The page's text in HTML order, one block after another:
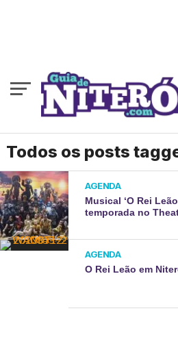
Todos os posts
AGENDA
Musical ‘O Rei
temporada no
AGENDA
O Rei Leão em